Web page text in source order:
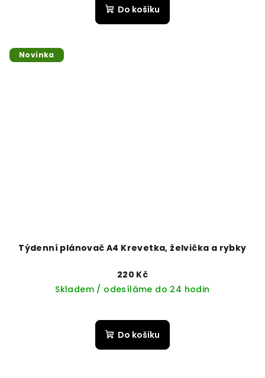
Do košíku
Novinka
Týdenní plánovač A4 Krevetka, želvička a rybky
220 Kč
Skladem / odesíláme do 24 hodin
Do košíku